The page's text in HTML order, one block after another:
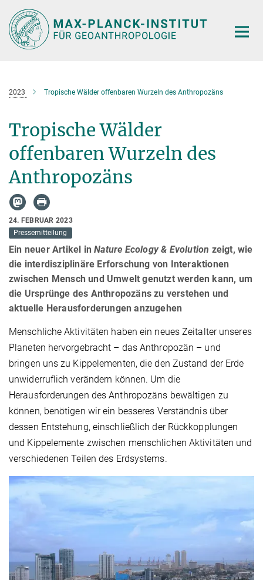
Hauptinhalt
2023 Tropische Wälder offenbaren Wurzeln des Anthropozäns
Tropische Wälder
offenbaren Wurzeln des
Anthropozäns
24. FEBRUAR 2023
Pressemitteilung
Ein neuer Artikel inNature Ecology & Evolution zeigt, wie
die interdisziplinäre Erforschung von Interaktionen
zwischen Mensch und Umwelt genutzt werden kann, um
die Ursprünge des Anthropozäns zu verstehen und
aktuelle Herausforderungen anzugehen
Menschliche Aktivitäten haben ein neues Zeitalter unseres
Planeten hervorgebracht – das Anthropozän – und
bringen uns zu Kippelementen, die den Zustand der Erde
unwiderruflich verändern können. Um die
Herausforderungen des Anthropozäns bewältigen zu
können, benötigen wir ein besseres Verständnis über
dessen Entstehung, einschließlich der Rückkopplungen
und Kippelemente zwischen menschlichen Aktivitäten und
verschiedenen Teilen des Erdsystems.